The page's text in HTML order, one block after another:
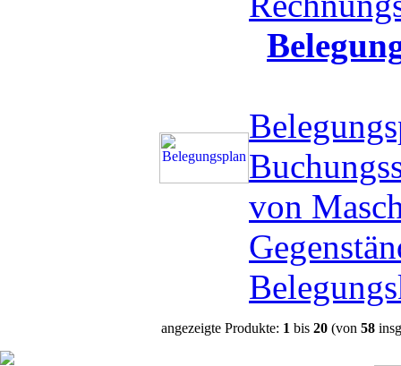
von
angezeigte Produkte: 1 bis 20 (von 58